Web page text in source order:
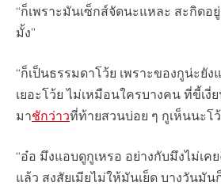
“ก็เพราะมันเซ็กส์จัดนะแหละ สะกิดอ
มั้ง”
“ก็เป็นธรรมดาโว้ย เพราะของกูน่ะยัง
เยอะโว้ย ไม่เหมือนใครบางคน ที่ขี้เ
มาชักว่าวที่ท้ายสวนบ่อย ๆ กูเห็นนะโว้
“อ๋อ มึงแอบดูกูเหรอ อย่างกับมึงไม่เค
แล้ว สงสัยเมียไม่ให้มันเย็ด บางวันมั